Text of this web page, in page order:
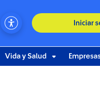
Iniciar
Vida y Salud